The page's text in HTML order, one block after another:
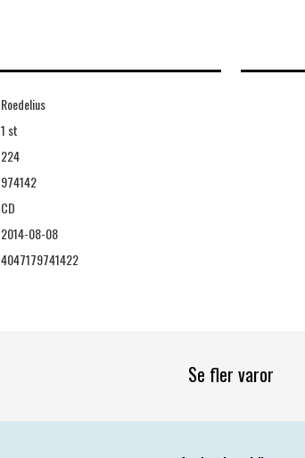
Roedelius
1 st
224
974142
CD
2014-08-08
4047179741422
Se fler varor